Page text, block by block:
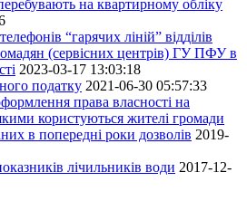
на квартирному обліку
“гарячих ліній” відділів
(сервісних центрів) ГУ ПФУ в
2023-03-17 13:03:18
податку 2021-06-30 05:57:33
права власності на
користуються жителі громади
в попередні роки дозволів 2019-
лічильників води 2017-12-